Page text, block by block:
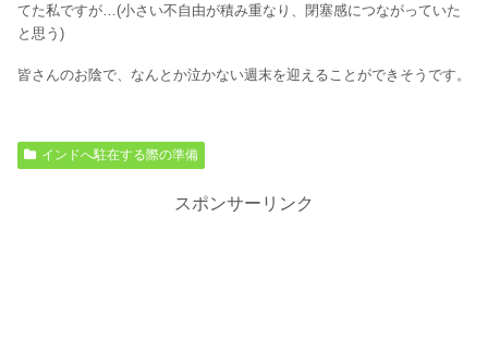
てた私ですが…(小さい不自由が積み重なり、閉塞感につながっていた
と思う)
皆さんのお陰で、なんとか泣かない週末を迎えることができそうです。
インドへ駐在する際の準備
スポンサーリンク